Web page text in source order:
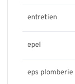
entretien
epel
eps plomberie